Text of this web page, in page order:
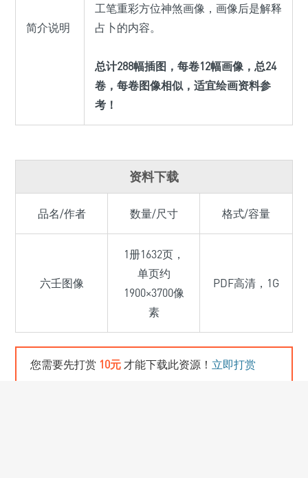
简介说明
工笔重彩方位神煞画像，画像后是解释
占卜的内容。
总计288幅插图，每卷12幅画像，总24
卷，每卷图像相似，适宜绘画资料参
考！
资料下载
品名/作者 数量/尺寸 格式/容量
六壬图像
1册1632页，
单页约
1900×3700像
素
PDF高清，1G
您需要先打赏 10元 才能下载此资源！ 立即打赏